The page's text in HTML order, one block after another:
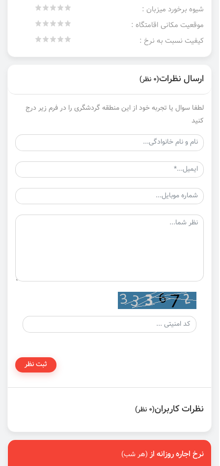
شیوه برخورد میزبان :
موقعیت مکانی اقامتگاه :
کیفیت نسبت به نرخ :
ارسال نظرات(0 نظر)
لطفا سوال یا تجربه خود از این منطقه گردشگری را در فرم زیر درج
کنید
ثبت نظر
نظرات کاربران(0 نظر)
نرخ اجاره روزانه از(هر شب)